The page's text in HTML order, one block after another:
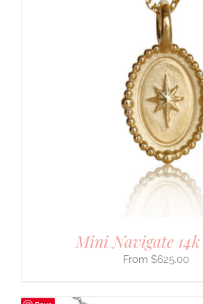
Mini Navigate
$625.00